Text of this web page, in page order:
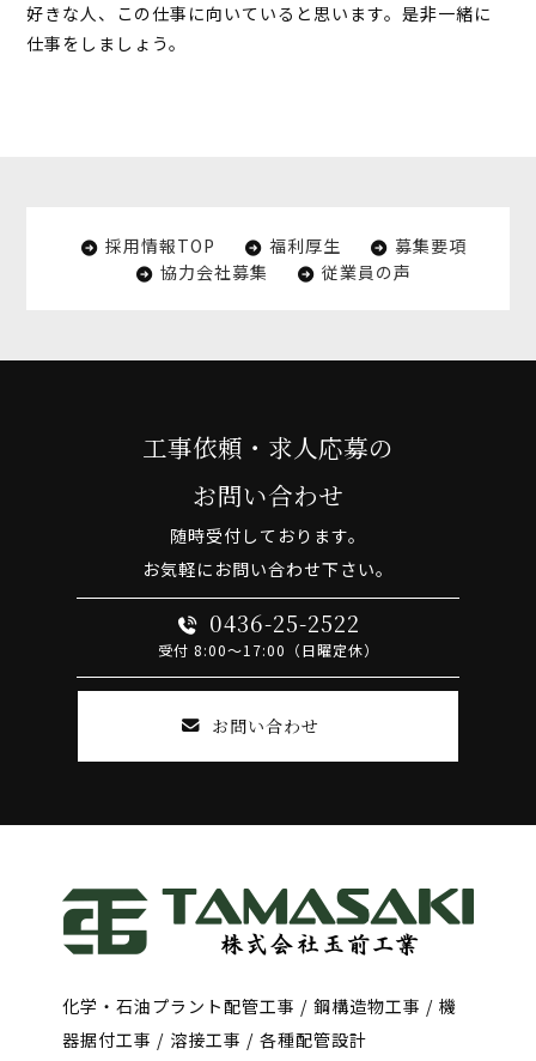
好きな人、この仕事に向いていると思います。是非一緒に
仕事をしましょう。
採用情報TOP 福利厚生
募集要項
協力会社募集
従業員の声
化学・石油プラント配管工事 / 鋼構造物工事 / 機
器据付工事 / 溶接工事 / 各種配管設計
工事依頼・求人応募の
お問い合わせ
随時受付しております。
お気軽にお問い合わせ下さい。
0436-25-2522
受付 8:00～17:00（日曜定休）
お問い合わせ